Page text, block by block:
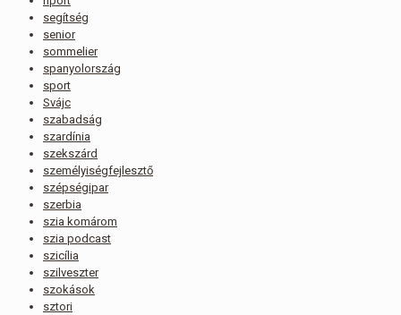
segítség
senior
sommelier
spanyolország
sport
Svájc
szabadság
szardínia
szekszárd
személyiségfejlesztő
szépségipar
szerbia
szia komárom
szia podcast
szicília
szilveszter
szokások
sztori